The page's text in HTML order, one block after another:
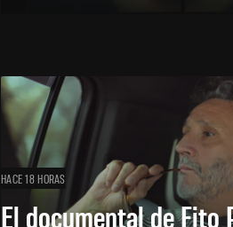
HACE 18 HORAS
El documental de Fito